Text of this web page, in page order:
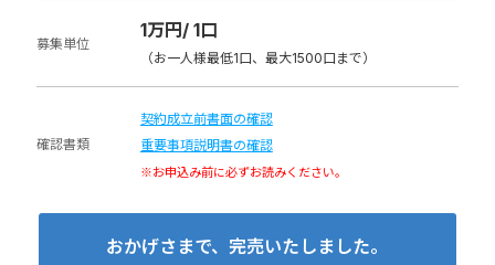
募集単位
1万円/ 1口
（お一人様最低1口、最大1500口まで）
確認書類
契約成立前書面の確認
重要事項説明書の確認
※お申込み前に必ずお読みください。
おかげさまで、完売いたしました。